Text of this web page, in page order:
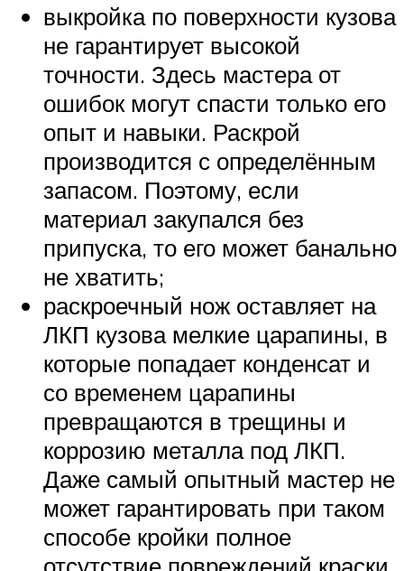
выкройка по поверхности кузова
не гарантирует высокой
точности. Здесь мастера от
ошибок могут спасти только его
опыт и навыки. Раскрой
производится с определённым
запасом. Поэтому, если
материал закупался без
припуска, то его может банально
не хватить;
раскроечный нож оставляет на
ЛКП кузова мелкие царапины, в
которые попадает конденсат и
со временем царапины
превращаются в трещины и
коррозию металла под ЛКП.
Даже самый опытный мастер не
может гарантировать при таком
способе кройки полное